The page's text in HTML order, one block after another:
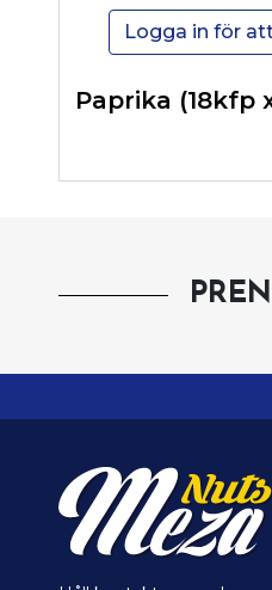
Logga in för
Paprika (18kfp x